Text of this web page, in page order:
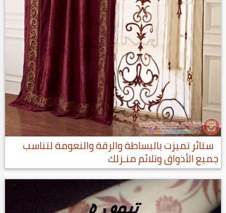
ستائر تميزت بالبساطة والرقة والنعومة لتناسب
جميع الأذواق وتلائم منـزلك